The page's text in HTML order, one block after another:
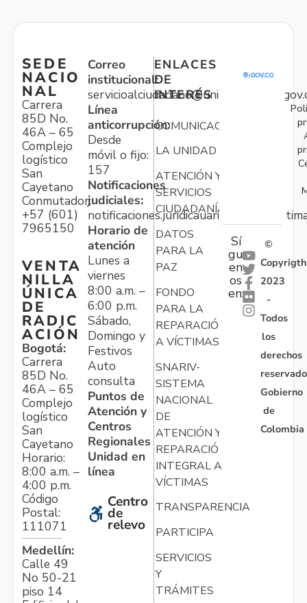
SEDE
NACIO
NAL
Carrera
85D No.
46A – 65
Complejo
logístico
San
Cayetano
Conmutador:
+57 (601)
7965150
VENTA
NILLA
ÚNICA
DE
RADIC
ACIÓN
Bogotá:
Carrera
85D No.
46A – 65
Complejo
logístico
San
Cayetano
Horario:
8:00 a.m. –
4:00 p.m.
Código
Postal:
111071
Medellín:
Calle 49
No 50-21
piso 14
Correo
institucional:
Línea
anticorrupción:
Desde
móvil o fijo:
157
Notificaciones
judiciales:
Horario de
atención
Lunes a
viernes
8:00 a.m. –
6:00 p.m.
Sábado,
Domingo y
Festivos
Auto
consulta
Puntos de
Atención y
Centros
Regionales
Unidad en
línea
Centro
de
relevo
ENLACES
DE
INTERÉS
COMUNICACIONES
LA UNIDAD
ATENCIÓN Y
SERVICIOS
CIUDADANÍA
DATOS
PARA LA
PAZ
FONDO
PARA LA
REPARACIÓN
A VÍCTIMAS
SNARIV-
SISTEMA
NACIONAL
DE
ATENCIÓN Y
REPARACIÓN
INTEGRAL A
VÍCTIMAS
TRANSPARENCIA
PARTICIPA
SERVICIOS
Y
TRÁMITES
Sí
gu
en
os
en:
©
Copyrigth
2023
-
Todos
los
derechos
Gobierno
de
Colombia